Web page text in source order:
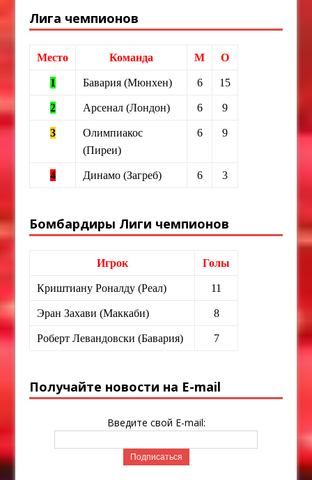
Лига чемпионов
Место Команда М О
1 Бавария (Мюнхен) 6 15
2 Арсенал (Лондон) 6 9
3
Олимпиакос
(Пиреи)
6 9
4 Динамо (Загреб) 6 3
Бомбардиры Лиги чемпионов
Игрок Голы
Криштиану Роналду (Реал) 11
Эран Захави (Маккаби) 8
Роберт Левандовски (Бавария) 7
Получайте новости на E-mail
Введите свой E-mail: